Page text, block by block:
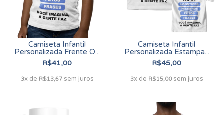
Camiseta Infantil
Personalizada Frente O...
R$41,00
3x de R$13,67sem juros
Camiseta Infantil
Personalizada Estampa...
R$45,00
3x de R$15,00sem juros